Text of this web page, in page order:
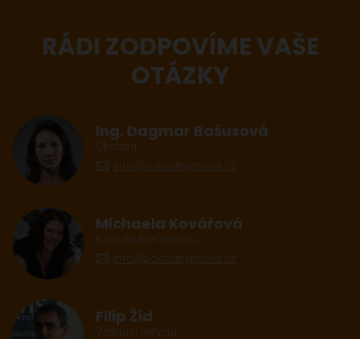
RÁDI ZODPOVÍME VAŠE
OTÁZKY
Ing. Dagmar Bašusová
Obchod
info@pokladnyprolidi.cz
Michaela Kovářová
Koordinátor servisu
info@pokladnyprolidi.cz
Filip Žid
Vedoucí servisu